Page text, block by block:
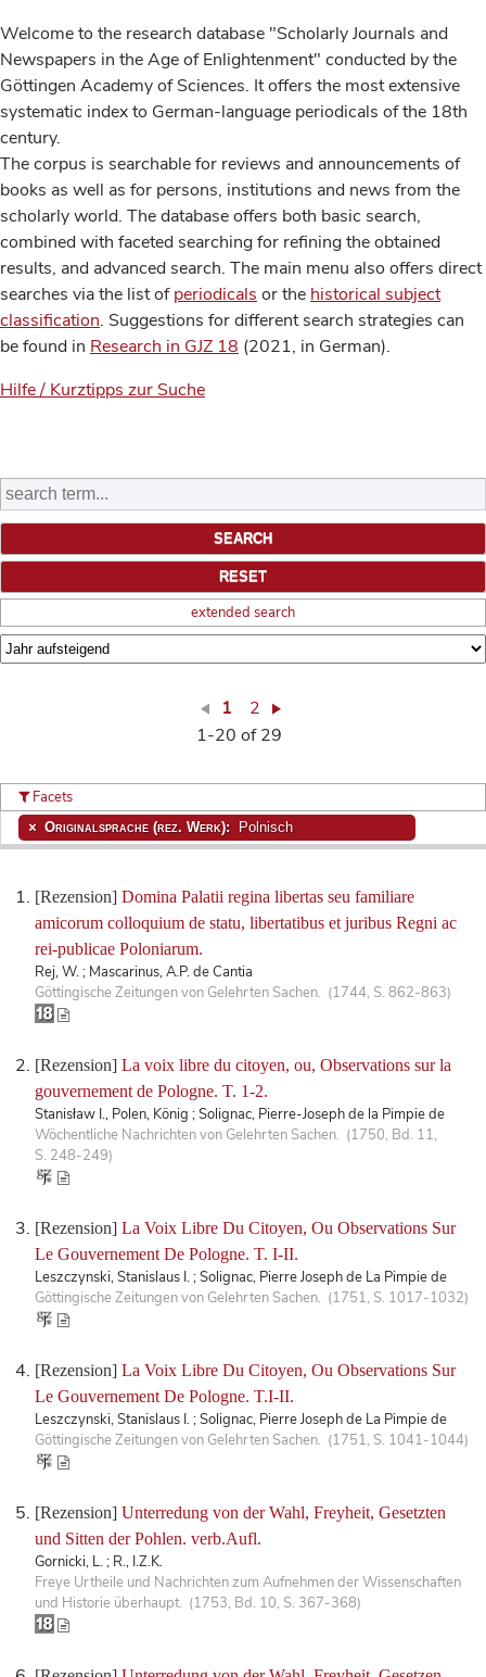
Welcome to the research database "Scholarly Journals and
Newspapers in the Age of Enlightenment" conducted by the
Göttingen Academy of Sciences. It offers the most extensive
systematic index to German-language periodicals of the 18th
century.
The corpus is searchable for reviews and announcements of
books as well as for persons, institutions and news from the
scholarly world. The database offers both basic search,
combined with faceted searching for refining the obtained
results, and advanced search. The main menu also offers direct
searches via the list ofperiodicals or the historical subject
classification. Suggestions for different search strategies can
be found in Research in GJZ 18 (2021, in German).
Hilfe / Kurztipps zur Suche
extended search
1
2
1-20 of 29
[Rezension] Domina Palatii regina libertas seu familiare
amicorum colloquium de statu, libertatibus et juribus Regni ac
rei-publicae Poloniarum.
Rej, W. ; Mascarinus, A.P. de Cantia
Göttingische Zeitungen von Gelehrten Sachen. (1744, S. 862-863)
[Rezension] La voix libre du citoyen, ou, Observations sur la
gouvernement de Pologne. T. 1-2.
Stanisław I., Polen, König ; Solignac, Pierre-Joseph de la Pimpie de
Wöchentliche Nachrichten von Gelehrten Sachen. (1750, Bd. 11,
S. 248-249)
[Rezension] La Voix Libre Du Citoyen, Ou Observations Sur
Le Gouvernement De Pologne. T. I-II.
Leszczynski, Stanislaus I. ; Solignac, Pierre Joseph de La Pimpie de
Göttingische Zeitungen von Gelehrten Sachen. (1751, S. 1017-1032)
[Rezension] La Voix Libre Du Citoyen, Ou Observations Sur
Le Gouvernement De Pologne. T.I-II.
Leszczynski, Stanislaus I. ; Solignac, Pierre Joseph de La Pimpie de
Göttingische Zeitungen von Gelehrten Sachen. (1751, S. 1041-1044)
[Rezension] Unterredung von der Wahl, Freyheit, Gesetzten
und Sitten der Pohlen. verb.Aufl.
Gornicki, L. ; R., I.Z.K.
Freye Urtheile und Nachrichten zum Aufnehmen der Wissenschaften
und Historie überhaupt. (1753, Bd. 10, S. 367-368)
Facets
Originalsprache (rez. Werk): Polnisch